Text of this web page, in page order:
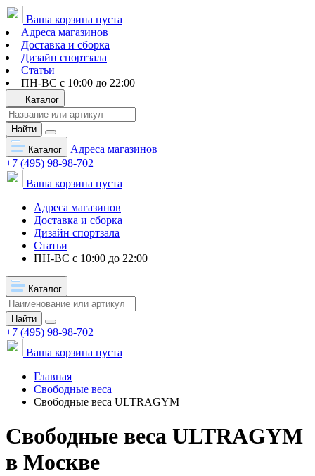
Ваша корзина пуста
Адреса магазинов
Доставка и сборка
Дизайн спортзала
Статьи
ПН-ВС с 10:00 до 22:00
Каталог
Найти
Каталог
Адреса магазинов
+7 (495) 98-98-702
Ваша корзина пуста
Адреса магазинов
Доставка и сборка
Дизайн спортзала
Статьи
ПН-ВС с 10:00 до 22:00
Каталог
Найти
+7 (495) 98-98-702
Ваша корзина пуста
Главная
Свободные веса
Свободные веса ULTRAGYM
Свободные веса ULTRAGYM
в Москве